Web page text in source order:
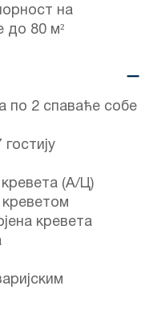
на
до 80 м²
по 2 спаваће собе
(А/Ц)
кревета